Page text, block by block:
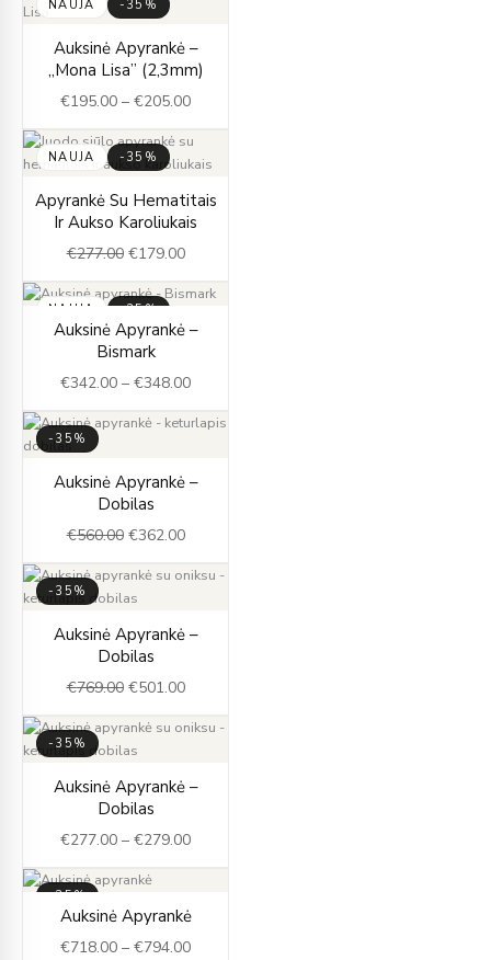
NAUJA -35%
Auksinė Apyrankė –
„Mona Lisa” (2,3mm)
€195.00 – €205.00
range:
€195.00
through
NAUJA -35%
Apyrankė Su Hematitais
Ir Aukso Karoliukais
€277.00
price
was:
€277.00.
€179.00
price
is:
€179.00.
NAUJA -35%
Auksinė Apyrankė –
Bismark
€342.00 – €348.00
range:
through
-35%
Auksinė Apyrankė –
Dobilas
€560.00
price
was:
€560.00.
€362.00
price
€362.00.
-35%
Auksinė Apyrankė –
Dobilas
€769.00
price
was:
€769.00.
€501.00
price
€501.00.
-35%
Auksinė Apyrankė –
Dobilas
€277.00 – €279.00
range:
through
-35%
Auksinė Apyrankė
€718.00 – €794.00
range:
€718.00